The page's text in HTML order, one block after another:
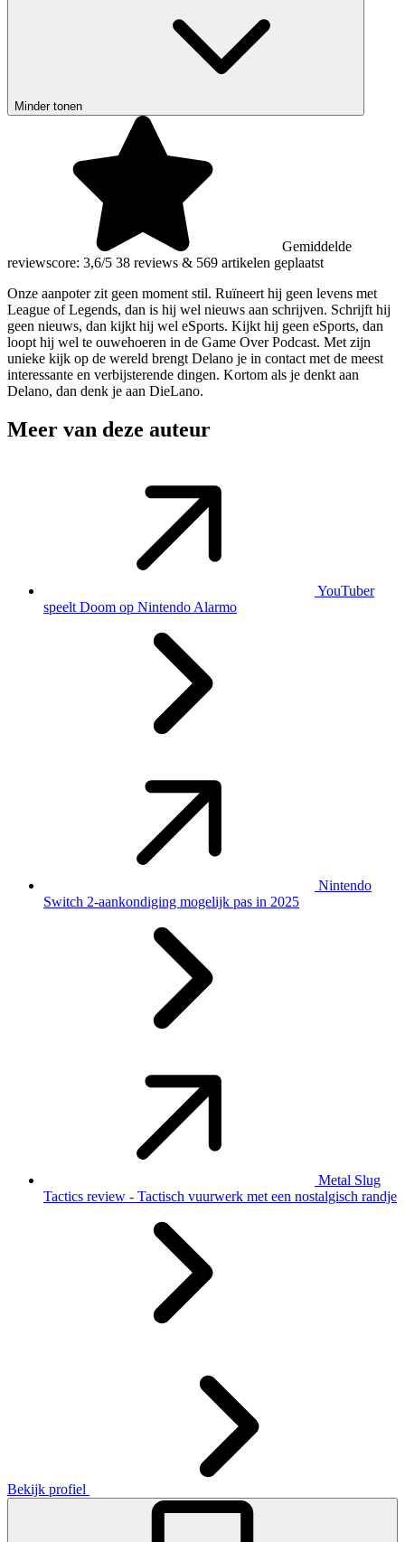
Minder tonen
Gemiddelde
reviewscore: 3,6/5 38 reviews & 569 artikelen geplaatst
Onze aanpoter zit geen moment stil. Ruïneert hij geen levens met
League of Legends, dan is hij wel nieuws aan schrijven. Schrijft hij
geen nieuws, dan kijkt hij wel eSports. Kijkt hij geen eSports, dan
loopt hij wel te ouwehoeren in de Game Over Podcast. Met zijn
unieke kijk op de wereld brengt Delano je in contact met de meest
interessante en verbijsterende dingen. Kortom als je denkt aan
Delano, dan denk je aan DieLano.
Meer van deze auteur
YouTuber
speelt Doom op Nintendo Alarmo
Nintendo
Switch 2-aankondiging mogelijk pas in 2025
Metal Slug
Tactics review - Tactisch vuurwerk met een nostalgisch randje
Bekijk profiel